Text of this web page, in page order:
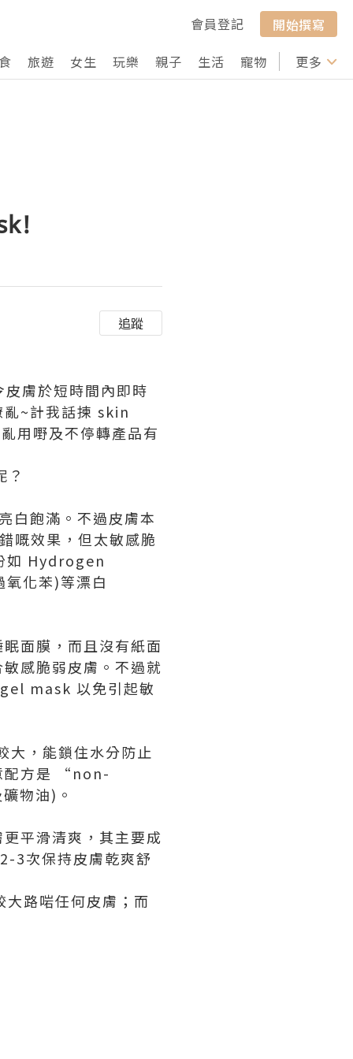
會員登記
開始撰寫
旅遊 女生 玩樂 親子 生活 寵物 行山 打卡
更多
追蹤
膚於短時間內即時
亂~計我話揀 skin
用嘢及不停轉產品有
？
白飽滿。不過皮膚本
嘅效果，但太敏感脆
如 Hydrogen
化苯)等漂白
面膜，而且沒有紙面
感脆弱皮膚。不過就
mask 以免引起敏
，能鎖住水分防止
配方是 “non-
物油)。
平滑清爽，其主要成
3次保持皮膚乾爽舒
路啱任何皮膚；而